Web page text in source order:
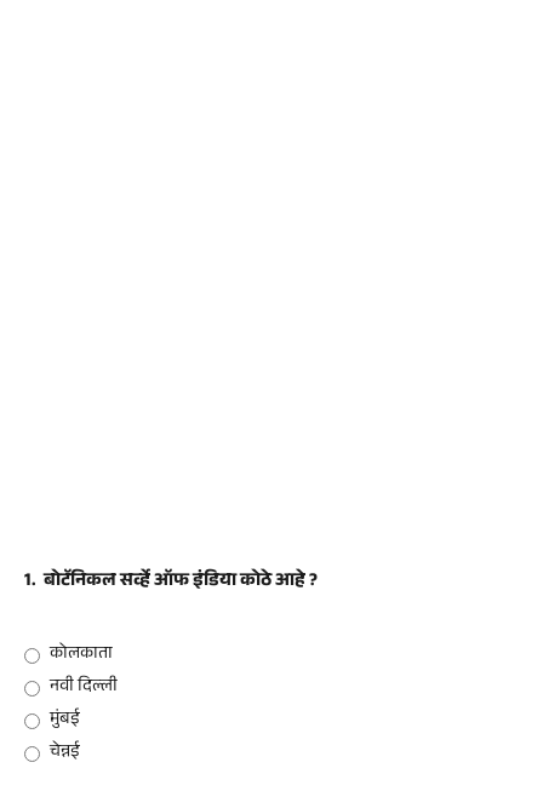
1. बोटॅनिकल सर्व्हे ऑफ इंडिया कोठे आहे ?
कोलकाता
नवी दिल्ली
मुंबई
चेन्नई